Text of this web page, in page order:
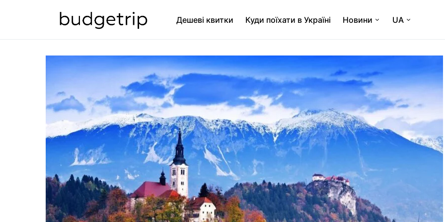
Дешеві квитки Куди поїхати в Україні Новини UA